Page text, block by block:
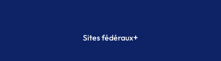
Sites fédéraux+